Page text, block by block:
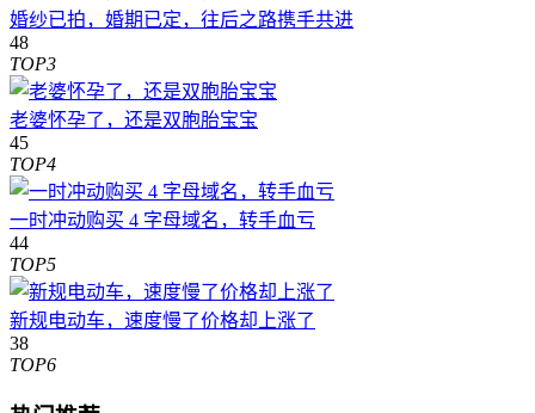
婚纱已拍，婚期已定，往后之路携手共进
48
TOP3
老婆怀孕了，还是双胞胎宝宝
45
TOP4
一时冲动购买 4 字母域名，转手血亏
44
TOP5
新规电动车，速度慢了价格却上涨了
38
TOP6